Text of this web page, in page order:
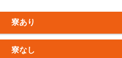
寮あり
寮なし